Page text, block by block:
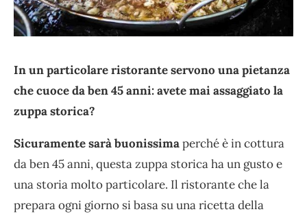
In un particolare ristorante servono una pietanza
che cuoce da ben 45 anni: avete mai assaggiato la
zuppa storica?
Sicuramente sarà buonissimaperché è in cottura
da ben 45 anni, questa zuppa storica ha un gusto e
una storia molto particolare. Il ristorante che la
prepara ogni giorno si basa su una ricetta della